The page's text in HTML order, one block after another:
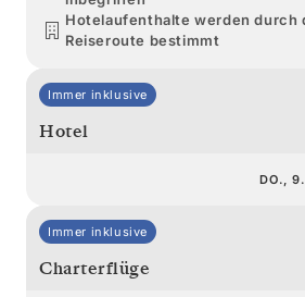
Hotelaufenthalte werden durch
Reiseroute bestimmt
Immer inklusive
Hotel
DO., 9.
Immer inklusive
Charterflüge